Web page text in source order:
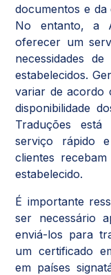
documentos e da
No entanto, a
oferecer um
necessidades
estabelecidos.
variar de acordo
disponibilidade
Traduções
serviço rápido
clientes
estabelecido.
É importante
ser necessário
enviá-los para
um certificado
em países